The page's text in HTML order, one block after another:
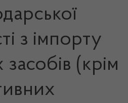
з імпорту
засобів (крім